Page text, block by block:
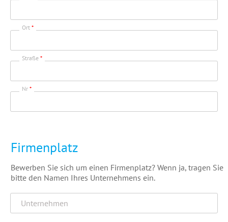
Ort *
Straße *
Nr *
Firmenplatz
Bewerben Sie sich um einen Firmenplatz? Wenn ja, tragen Sie
bitte den Namen Ihres Unternehmens ein.